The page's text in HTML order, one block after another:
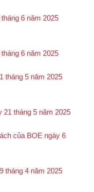
6 năm 2025
6 năm 2025
tháng 5 năm 2025
21 tháng 5 năm 2025
của BOE ngày 6
tháng 4 năm 2025